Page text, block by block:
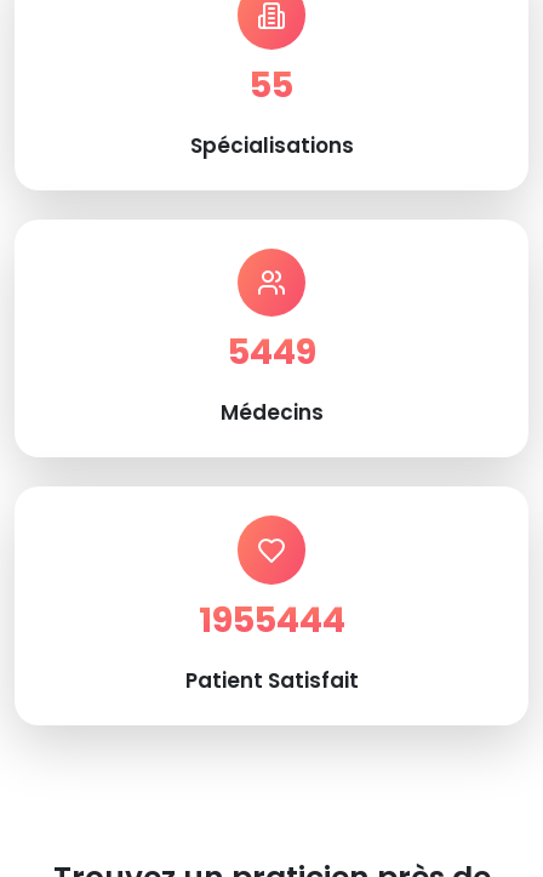
55
Spécialisations
5449
Médecins
1955444
Patient Satisfait